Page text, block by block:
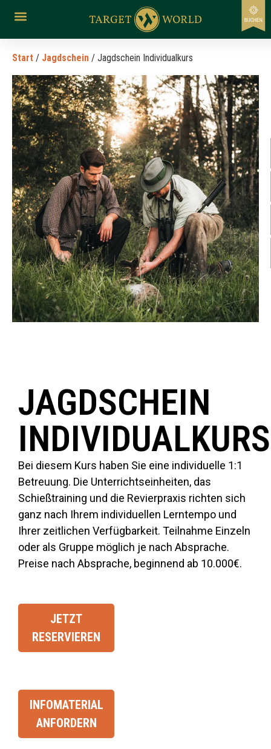
Start / Jagdschein / Jagdschein Individualkurs
JAGDSCHEIN
INDIVIDUALKURS
Bei diesem Kurs haben Sie eine individuelle 1:1
Betreuung. Die Unterrichtseinheiten, das
Schießtraining und die Revierpraxis richten sich
ganz nach Ihrem individuellen Lerntempo und
Ihrer zeitlichen Verfügbarkeit. Teilnahme Einzeln
oder als Gruppe möglich je nach Absprache.
Preise nach Absprache, beginnend ab 10.000€.
JETZT
RESERVIEREN
INFOMATERIAL
ANFORDERN